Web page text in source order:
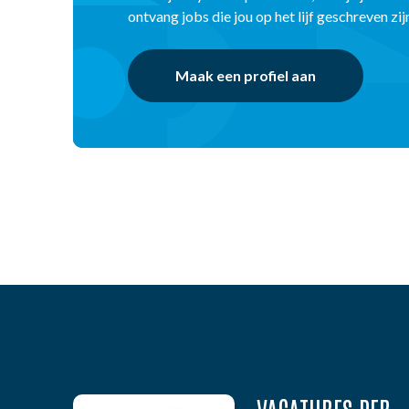
ontvang jobs die jou op het lijf geschreven
Maak een profiel aan